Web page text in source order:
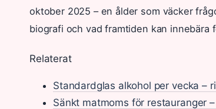
oktober 2025 – en ålder som väcker
biografi och vad framtiden kan innebära
Relaterat
Standardglas alkohol per vecka –
Sänkt matmoms för restauranger